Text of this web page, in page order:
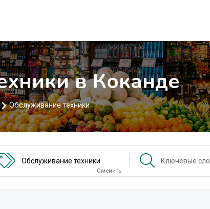
в Коканде
Обслуживание техники
Обслуживание техники
Сменить